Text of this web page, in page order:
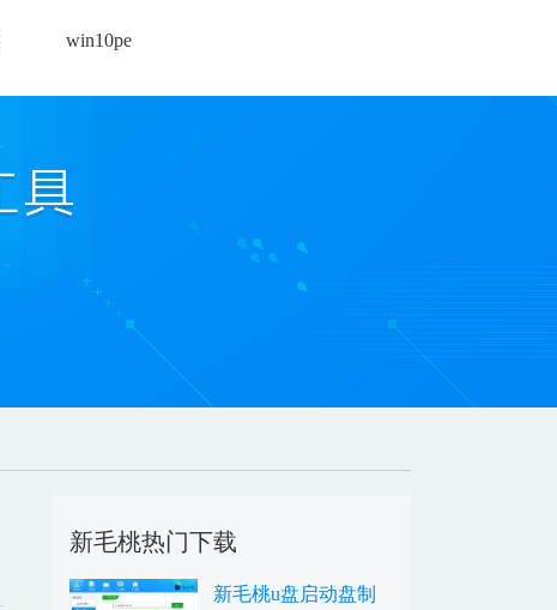
win10pe
新毛桃热门下载
新毛桃u盘启动盘制